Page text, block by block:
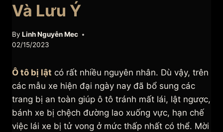
Và Lưu Ý
By Linh Nguyễn Mec
02/15/2023
Ô tô bị lật có rất nhiều nguyên nhân. Dù vậy, trên
các mẫu xe hiện đại ngày nay đã bổ sung các
trang bị an toàn giúp ô tô tránh mất lái, lật ngược,
bánh xe bị chệch đường lao xuống vực, hạn chế
việc lái xe bị tử vong ở mức thấp nhất có thể. Mời